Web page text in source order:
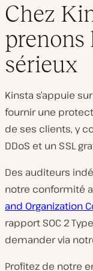
Chez
prenons
sérieux
Kinsta s’appuie sur
fournir une
de ses clients, y
DDoS et un SSL
Des auditeurs
notre conformité
and Organization
rapport SOC 2
demander via
Profitez de notre